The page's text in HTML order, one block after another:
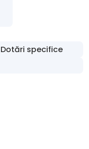
Dotări specifice